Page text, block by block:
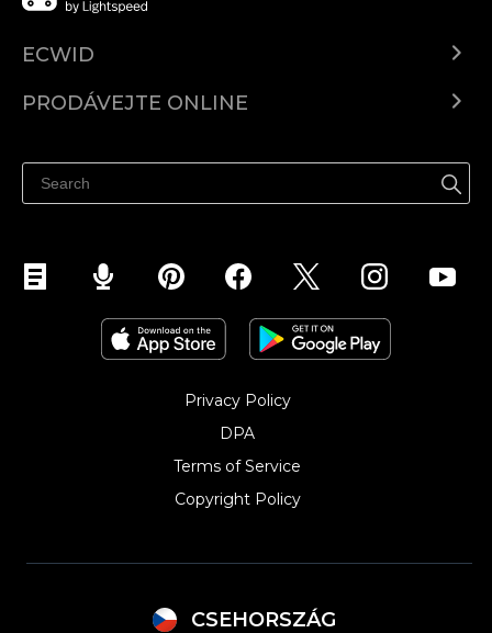
ECWID
Ceny
PRODÁVEJTE ONLINE
Prodávejte na Facebooku
Prodávejte na Instagramu
Privacy Policy
DPA
Terms of Service
Copyright Policy‎
CSEHORSZÁG